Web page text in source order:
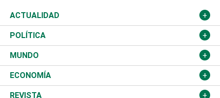
ACTUALIDAD
Nacional
Ciudad
Educación
Salud
POLÍTICA
Partidos
JCE
TSE
MUNDO
Estados Unidos
América Latina
ECONOMÍA
Finanzas
REVISTA